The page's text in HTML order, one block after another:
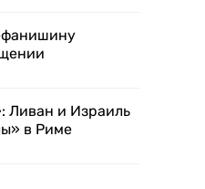
Ливан и Израиль
в Риме